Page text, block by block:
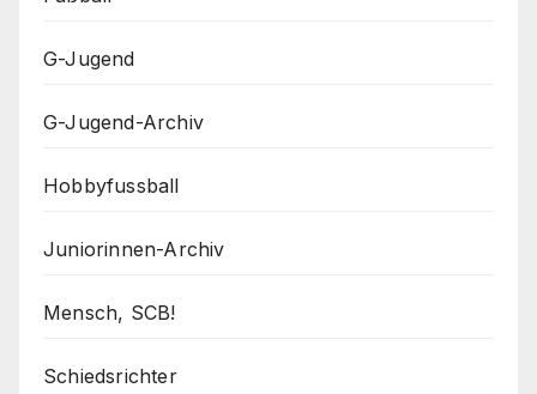
G-Jugend
G-Jugend-Archiv
Hobbyfussball
Juniorinnen-Archiv
Mensch, SCB!
Schiedsrichter